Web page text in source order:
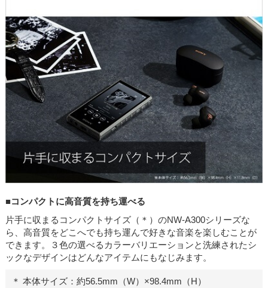
■コンパクトに高音質を持ち運べる
片手に収まるコンパクトサイズ（＊）のNW-A300シリーズな
ら、高音質をどこへでも持ち運んで好きな音楽を楽しむことが
できます。３色の選べるカラーバリエーションと洗練されたシ
ックなデザインはどんなアイテムにもなじみます。
＊ 本体サイズ：約56.5mm（W）×98.4mm（H）